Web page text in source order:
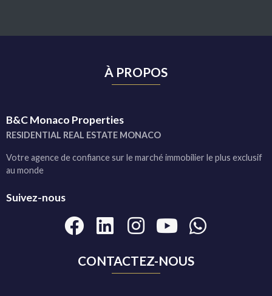
À PROPOS
B&C Monaco Properties
RESIDENTIAL REAL ESTATE MONACO
Votre agence de confiance sur le marché immobilier le plus exclusif
au monde
Suivez-nous
CONTACTEZ-NOUS